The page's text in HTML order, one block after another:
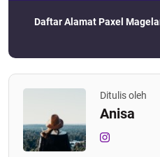
Daftar Alamat Paxel
Ditulis oleh
Anisa